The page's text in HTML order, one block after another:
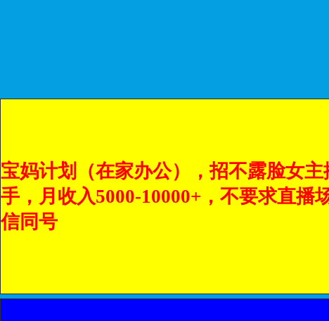
宝妈计划（在家办公），招不露脸女
手，月收入5000-10000+，不要求直播
信同号